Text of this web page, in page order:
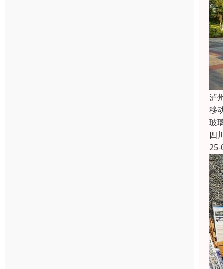
泸
移
玻
四
25-